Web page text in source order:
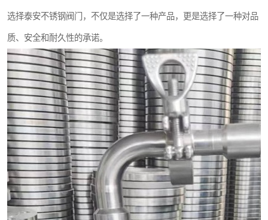
选择泰安不锈钢阀门，不仅是选择了一种产品，更是选择了一种对品
质、安全和耐久性的承诺。